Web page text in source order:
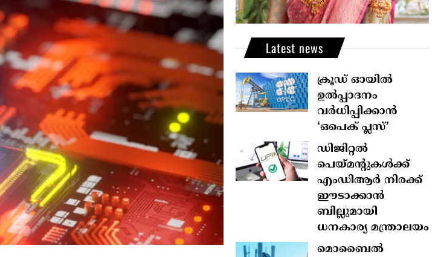
Latest news
ക്രൂഡ് ഓയിൽ
ഉൽപ്പാദനം
വർധിപ്പിക്കാൻ
‘ഒപെക് പ്ലസ്’
ഡിജിറ്റൽ
പെയ്മന്റുകൾക്ക്
എംഡിആർ നിരക്ക്
ഈടാക്കാൻ
ബില്ലുമായി
ധനകാര്യ മന്ത്രാലയം
മൊബൈല്‍